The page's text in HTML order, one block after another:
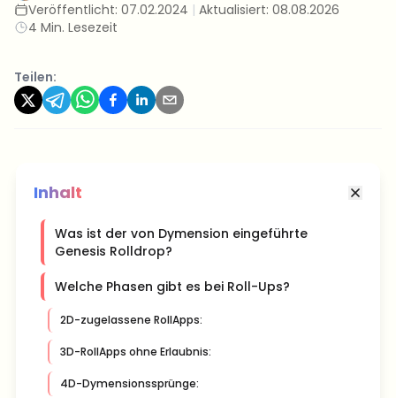
Veröffentlicht: 07.02.2024 | Aktualisiert: 08.08.2026
4 Min. Lesezeit
Teilen:
Inhalt
Was ist der von Dymension eingeführte
Genesis Rolldrop?
Welche Phasen gibt es bei Roll-Ups?
2D-zugelassene RollApps:
3D-RollApps ohne Erlaubnis:
4D-Dymensionssprünge: